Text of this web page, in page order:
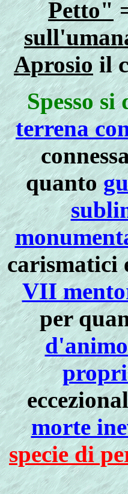
Petto"
Aprosioil
Spesso
terrena
quanto
carismatici
VII
per
morte
specie di